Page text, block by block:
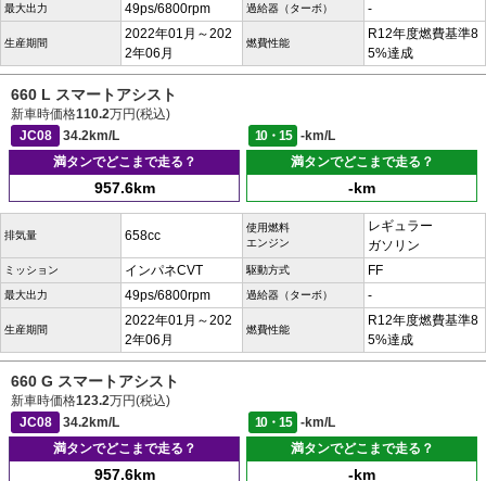
最大出力 49ps/6800rpm 過給器（ターボ） -
生産期間
2022年01月～202
2年06月
燃費性能
R12年度燃費基準8
5%達成
660 L スマートアシスト
新車時価格110.2万円(税込)
JC08
34.2km/L 10・15
-km/L
満タンでどこまで走る？
957.6km
満タンでどこまで走る？
-km
排気量 658cc
使用燃料
エンジン
レギュラー
ガソリン
ミッション インパネCVT 駆動方式 FF
最大出力 49ps/6800rpm 過給器（ターボ） -
生産期間
2022年01月～202
2年06月
燃費性能
R12年度燃費基準8
5%達成
660 G スマートアシスト
新車時価格123.2万円(税込)
JC08
34.2km/L 10・15
-km/L
満タンでどこまで走る？
957.6km
満タンでどこまで走る？
-km